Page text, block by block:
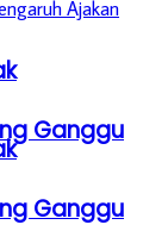
Ganggu
Ganggu